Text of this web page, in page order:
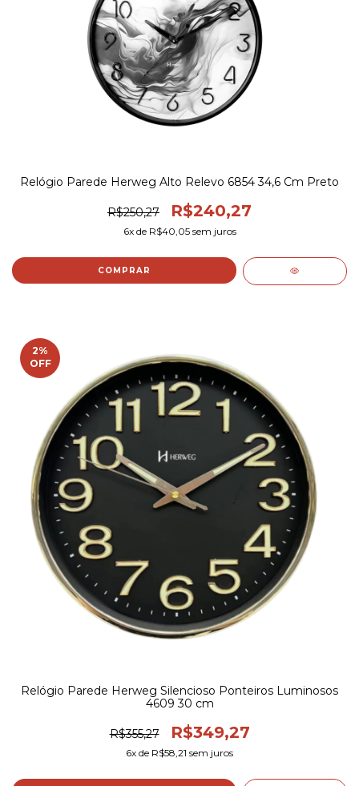
Relógio Parede Herweg Alto Relevo 6854 34,6 Cm Preto
R$250,27 R$240,27
6x de R$40,05sem juros
2%
OFF
Relógio Parede Herweg Silencioso Ponteiros Luminosos
4609 30 cm
R$355,27 R$349,27
6x de R$58,21 sem juros